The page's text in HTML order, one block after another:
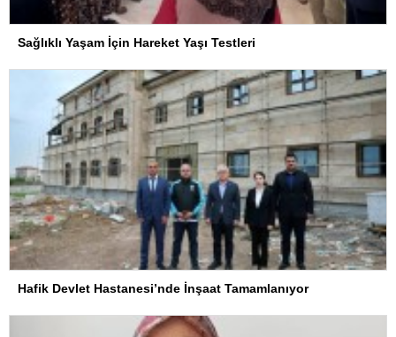
Sağlıklı Yaşam İçin Hareket Yaşı Testleri
Hafik Devlet Hastanesi’nde İnşaat Tamamlanıyor